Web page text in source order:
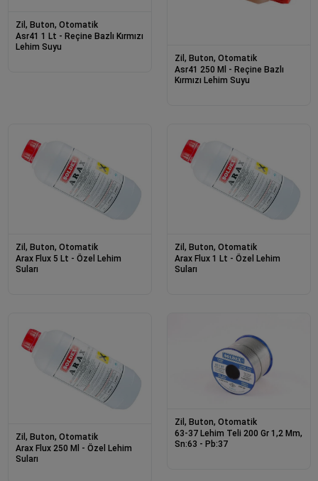
Zil, Buton, Otomatik
Asr41 1 Lt - Reçine Bazlı Kırmızı
Lehim Suyu
Zil, Buton, Otomatik
Asr41 250 Ml - Reçine Bazlı
Kırmızı Lehim Suyu
Zil, Buton, Otomatik
Arax Flux 5 Lt - Özel Lehim
Suları
Zil, Buton, Otomatik
Arax Flux 1 Lt - Özel Lehim
Suları
Zil, Buton, Otomatik
Arax Flux 250 Ml - Özel Lehim
Suları
Zil, Buton, Otomatik
63-37 Lehim Teli 200 Gr 1,2 Mm,
Sn:63 - Pb:37